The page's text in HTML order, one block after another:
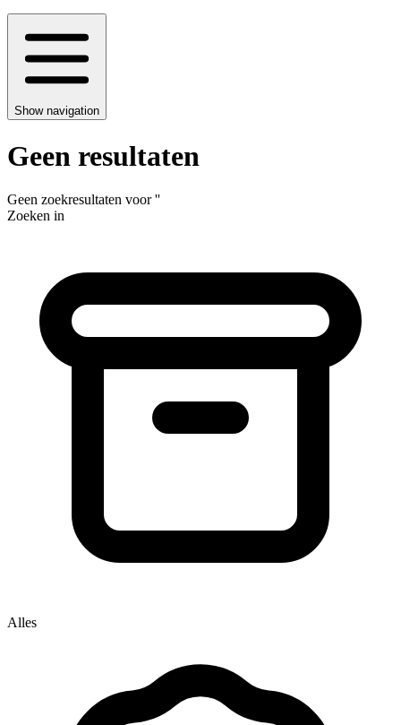
Show navigation
Geen resultaten
Geen zoekresultaten voor ''
Zoeken in
Alles